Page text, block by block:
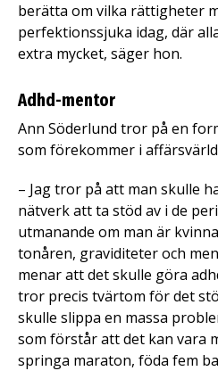
berätta om vilka rättigheter
perfektionssjuka idag, där
extra mycket, säger hon.
Adhd-mentor
Ann Söderlund tror på en
som förekommer i
– Jag tror på att man skulle
nätverk att ta stöd av i de
utmanande om man är
tonåren, graviditeter och
menar att det skulle göra
tror precis tvärtom för det
skulle slippa en massa
som förstår att det kan vara
springa maraton, föda fem